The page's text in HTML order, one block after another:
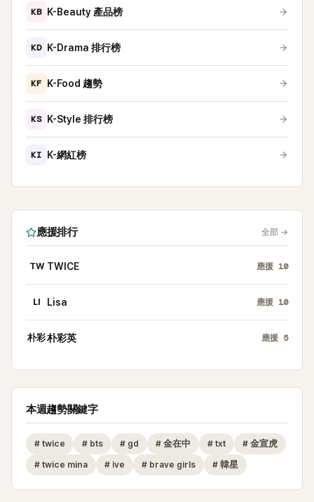
KB K-Beauty 產品榜
KD K-Drama 排行榜
KF K-Food 趨勢
KS K-Style 排行榜
KI K-網紅榜
應援排行 全部 →
TW TWICE 應援 10
LI Lisa 應援 10
朴彩朴彩英 應援 5
本週趨勢關鍵字
# twice # bts # gd # 金在中 # txt # 金宣虎
# twice mina # ive # brave girls # 韓星